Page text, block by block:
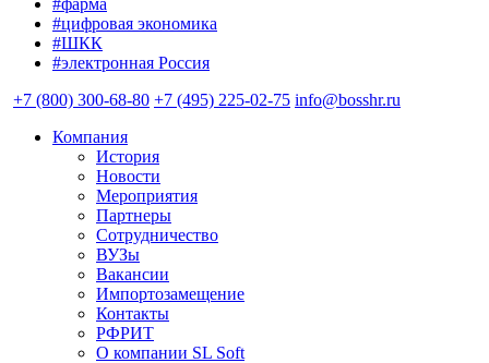
#цифровая экономика
#ШКК
#электронная Россия
+7 (800) 300-68-80 +7 (495) 225-02-75 info@bosshr.ru
Компания
История
Новости
Мероприятия
Партнеры
Сотрудничество
ВУЗы
Вакансии
Импортозамещение
Контакты
РФРИТ
О компании SL Soft